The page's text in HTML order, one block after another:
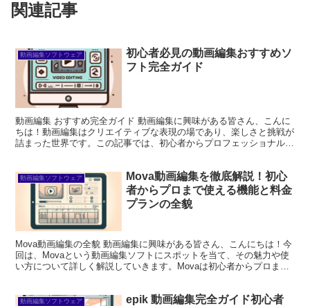
関連記事
動画編集ソフトウェア
初心者必見の動画編集おすすめソ
フト完全ガイド
動画編集 おすすめ完全ガイド 動画編集に興味がある皆さん、こんに
ちは！動画編集はクリエイティブな表現の場であり、楽しさと挑戦が
詰まった世界です。この記事では、初心者からプロフェッショナルま
動画編集ソフトウェア
Mova動画編集を徹底解説！初心
者からプロまで使える機能と料金
プランの全貌
Mova動画編集の全貌 動画編集に興味がある皆さん、こんにちは！今
回は、Movaという動画編集ソフトにスポットを当て、その魅力や使
い方について詳しく解説していきます。Movaは初心者からプロまで
動画編集ソフトウェア
epik 動画編集完全ガイド初心者